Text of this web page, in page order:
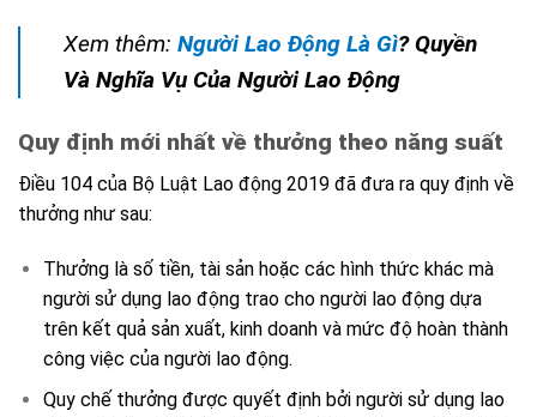
Xem thêm: Người Lao Động Là Gì? Quyền
Và Nghĩa Vụ Của Người Lao Động
Quy định mới nhất về thưởng theo năng suất
Điều 104 của Bộ Luật Lao động 2019 đã đưa ra quy định về
thưởng như sau:
Thưởng là số tiền, tài sản hoặc các hình thức khác mà
người sử dụng lao động trao cho người lao động dựa
trên kết quả sản xuất, kinh doanh và mức độ hoàn thành
công việc của người lao động.
Quy chế thưởng được quyết định bởi người sử dụng lao